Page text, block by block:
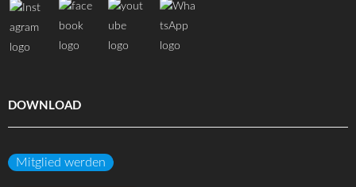
DOWNLOAD
Mitglied werden